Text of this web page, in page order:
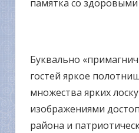
памятка со
Буквально
гостей яркое
множества ярких
изображениями
района и